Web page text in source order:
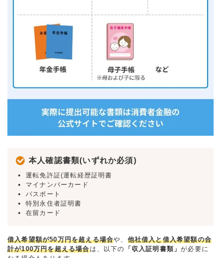
本人確認書類(いずれか必須)
運転免許証(運転経歴証明書
マイナンバーカード
パスポート
特別永住者証明書
在留カード
借入希望額が50万円を超える場合や、 他社借入と借入希望額の合
計が100万円を超える場合は、以下の 「収入証明書類」が必要に